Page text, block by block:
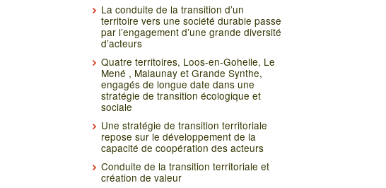
La conduite de la transition d’un
territoire vers une société durable passe
par l’engagement d’une grande diversité
d’acteurs
Quatre territoires, Loos-en-Gohelle, Le
Mené , Malaunay et Grande Synthe,
engagés de longue date dans une
stratégie de transition écologique et
sociale
Une stratégie de transition territoriale
repose sur le développement de la
capacité de coopération des acteurs
Conduite de la transition territoriale et
création de valeur